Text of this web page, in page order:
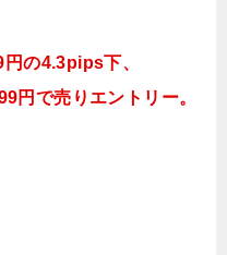
円の4.3pips下、
円で売りエントリー。